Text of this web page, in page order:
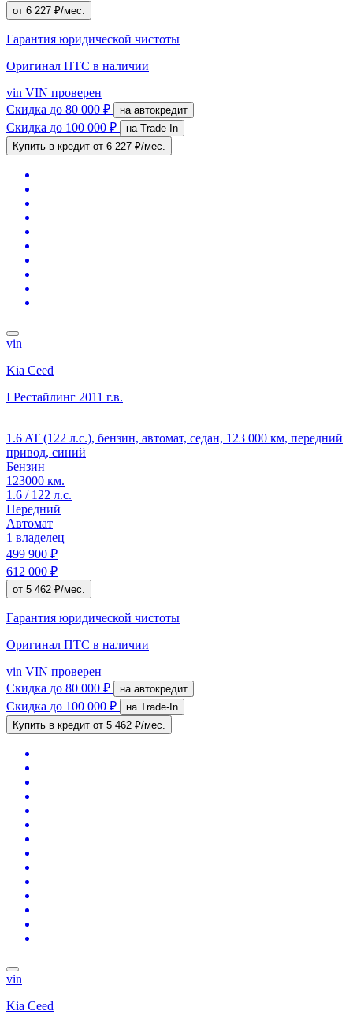
от 6 227 ₽/мес.
Гарантия юридической чистоты
Оригинал ПТС в наличии
vin VIN проверен
Скидка до 80 000 ₽ на автокредит
Скидка до 100 000 ₽
на Trade-In
Купить в кредит от 6 227 ₽/мес.
vin
Kia Ceed
I Рестайлинг 2011 г.в.
1.6 AT (122 л.с.), бензин, автомат, седан, 123 000 км, передний
привод, синий
Бензин
123000 км.
1.6 / 122 л.с.
Передний
Автомат
1 владелец
499 900 ₽
612 000 ₽
от 5 462 ₽/мес.
Гарантия юридической чистоты
Оригинал ПТС в наличии
vin VIN проверен
Скидка до 80 000 ₽ на автокредит
Скидка до 100 000 ₽
на Trade-In
Купить в кредит от 5 462 ₽/мес.
vin
Kia Ceed